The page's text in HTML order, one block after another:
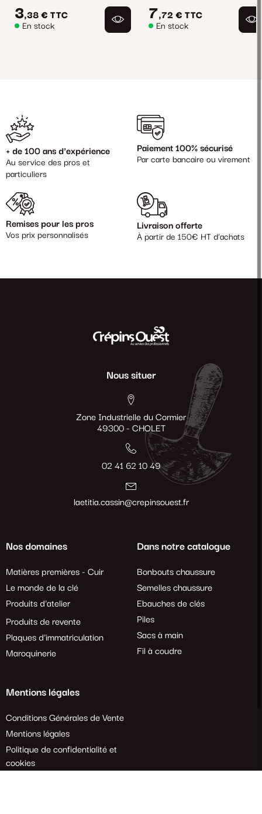
3,38 € TTC
En stock
7,72 € TTC
En stock
+ de 100 ans d'expérience
Au service des pros et
particuliers
Paiement 100% sécurisé
Par carte bancaire ou virement
Remises pour les pros
Vos prix personnalisés
Livraison offerte
À partir de 150€ HT d'achats
Nous situer
Zone Industrielle du Cormier
49300 - CHOLET
02 41 62 10 49
laetitia.cassin@crepinsouest.fr
Nos domaines
Matières premières - Cuir
Le monde de la clé
Produits d'atelier
Produits de revente
Plaques d'immatriculation
Maroquinerie
Dans notre catalogue
Bonbouts chaussure
Semelles chaussure
Ebauches de clés
Piles
Sacs à main
Fil à coudre
Mentions légales
Conditions Générales de Vente
Mentions légales
Politique de confidentialité et
cookies